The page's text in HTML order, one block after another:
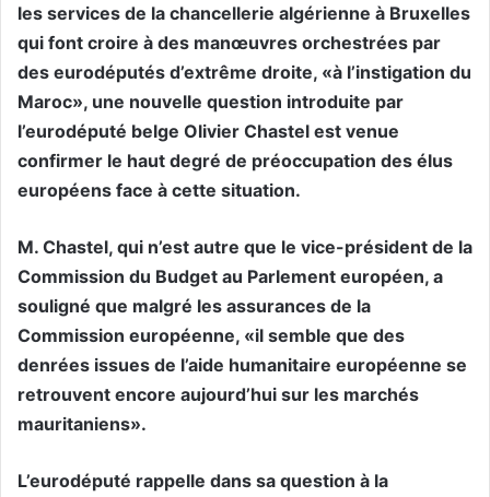
les services de la chancellerie algérienne à Bruxelles
qui font croire à des manœuvres orchestrées par
des eurodéputés d’extrême droite, «à l’instigation du
Maroc», une nouvelle question introduite par
l’eurodéputé belge Olivier Chastel est venue
confirmer le haut degré de préoccupation des élus
européens face à cette situation.
M. Chastel, qui n’est autre que le vice-président de la
Commission du Budget au Parlement européen, a
souligné que malgré les assurances de la
Commission européenne, «il semble que des
denrées issues de l’aide humanitaire européenne se
retrouvent encore aujourd’hui sur les marchés
mauritaniens».
L’eurodéputé rappelle dans sa question à la